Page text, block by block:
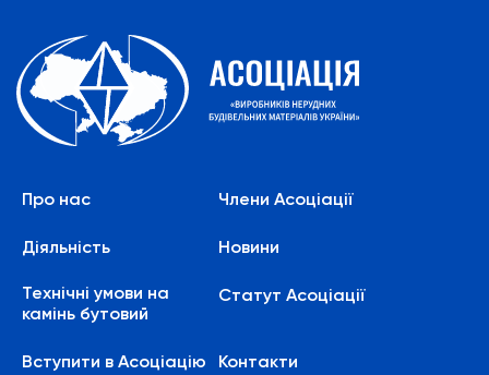
Про нас Члени Асоціації
Діяльність Новини
Технічні умови на
камінь бутовий
Статут Асоціації
Вступити в Асоціацію Контакти